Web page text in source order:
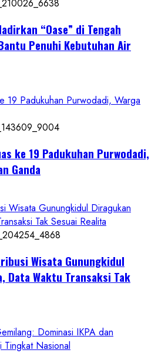
“Oase” di Tengah
Penuhi Kebutuhan Air
19 Padukuhan Purwodadi, Warga
ke 19 Padukuhan Purwodadi,
Ganda
Wisata Gunungkidul Diragukan
Tak Sesuai Realita
Wisata Gunungkidul
Data Waktu Transaksi Tak
Dominasi IKPA dan
Tingkat Nasional